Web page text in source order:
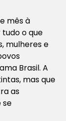
mês à
o que
mulheres e
Brasil. A
mas que
as
se